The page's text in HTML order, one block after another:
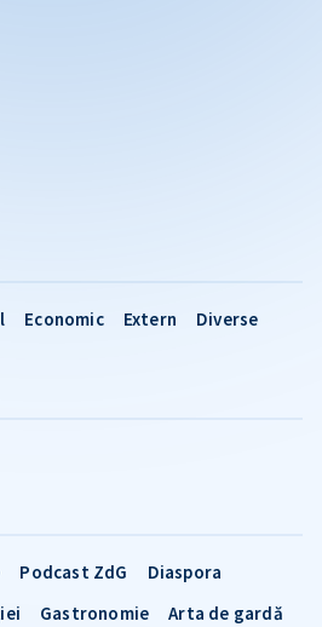
Economic Extern Diverse
Podcast ZdG
Diaspora
Gastronomie
Arta de gardă